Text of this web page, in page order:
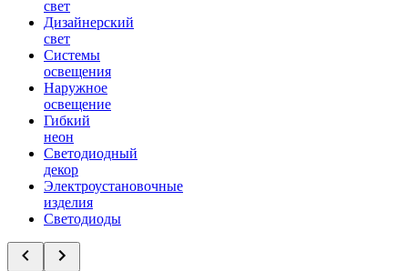
свет
Дизайнерский
свет
Системы
освещения
Наружное
освещение
Гибкий
неон
Светодиодный
декор
Электроустановочные
изделия
Светодиоды